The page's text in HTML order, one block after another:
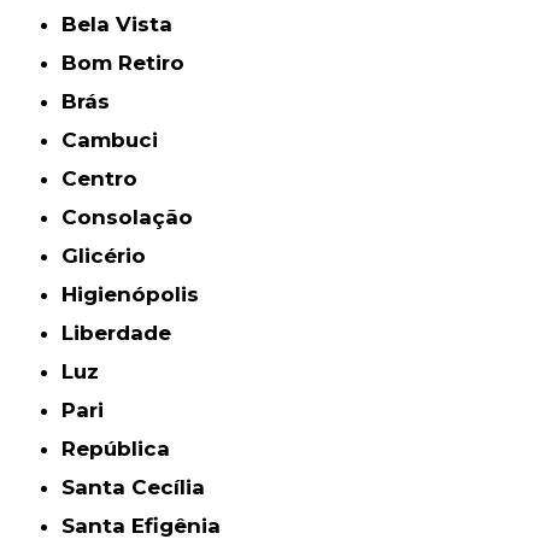
Bela Vista
Bom Retiro
Brás
Cambuci
Centro
Consolação
Glicério
Higienópolis
Liberdade
Luz
Pari
República
Santa Cecília
Santa Efigênia